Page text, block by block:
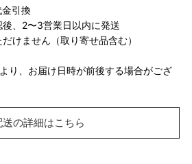
引換
後、2〜3営業日以内に発送
けません（取り寄せ品含む）
り、お届け日時が前後する場合がござ
送の詳細はこちら